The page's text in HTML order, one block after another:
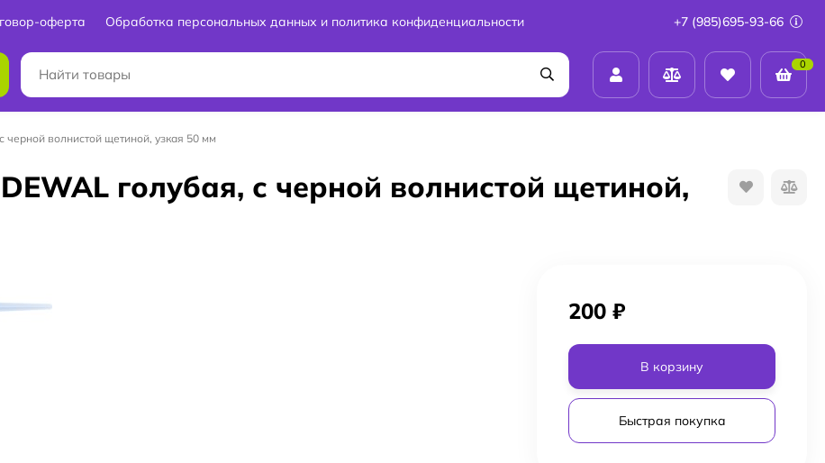
оферта Обработка персональных данных и политика конфиденциальности +7 (985)695-93-66
0
черной волнистой щетиной, узкая 50 мм
голубая, с черной волнистой щетиной,
200 ₽
В корзину
Быстрая покупка